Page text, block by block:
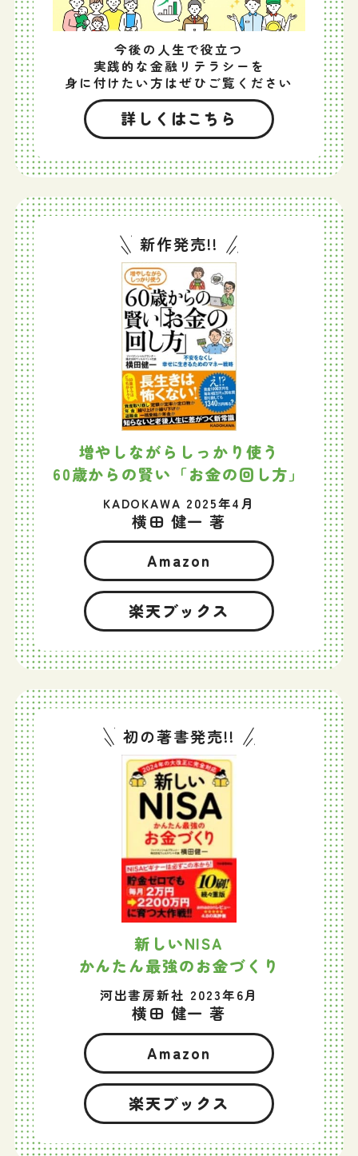
今後の人生で役立つ
実践的な金融リテラシーを
身に付けたい方はぜひご覧ください
詳しくはこちら
新作発売!!
増やしながらしっかり使う
60歳からの賢い「お金の回し方」
KADOKAWA 2025年4月
横田 健一 著
Amazon
楽天ブックス
初の著書発売!!
新しいNISA
かんたん最強のお金づくり
河出書房新社 2023年6月
横田 健一 著
Amazon
楽天ブックス